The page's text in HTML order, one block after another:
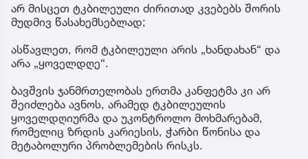
არ მისცეთ ტკბილეული ძირითად კვებებს შორის
მუდმივ წასახემსებლად;
ასწავლეთ, რომ ტკბილეული არის „ხანდახან“ და
არა „ყოველდღე“.
ბავშვის ჯანმრთელობას ერთმა კანფეტმა კი არ
შეიძლება ავნოს, არამედ ტკბილეულის
ყოველდღიურმა და უკონტროლო მოხმარებამ,
რომელიც ზრდის კარიესის, ჭარბი წონისა და
მეტაბოლური პრობლემების რისკს.